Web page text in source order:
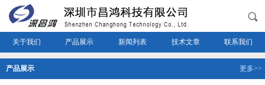
关于我们 产品展示 新闻列表 技术文章 联系我们
产品展示 更多>>